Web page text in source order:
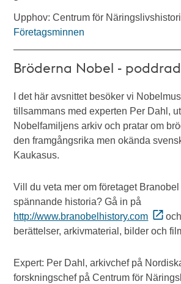
Upphov: Centrum för
Företagsminnen
Bröderna Nobel -
I det här avsnittet besöker vi
tillsammans med experten Per Dahl,
Nobelfamiljens arkiv och pratar om
den framgångsrika men okända
Kaukasus.
Vill du veta mer om företaget
spännande historia? Gå in på
http://www.branobelhistory.com
berättelser, arkivmaterial, bilder och
Expert: Per Dahl, arkivchef på
forskningschef på Centrum för